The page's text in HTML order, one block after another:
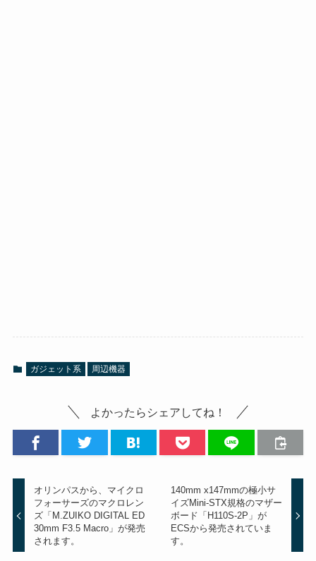
ガジェット系 周辺機器
よかったらシェアしてね！
オリンパスから、マイクロ
フォーサーズのマクロレン
ズ「M.ZUIKO DIGITAL ED
30mm F3.5 Macro」が発売
されます。
140mm x147mmの極小サ
イズMini-STX規格のマザー
ボード「H110S-2P」が
ECSから発売されていま
す。